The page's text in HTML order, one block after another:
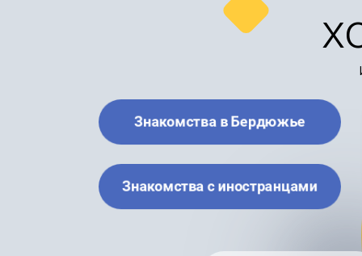
Знакомства в Бердюжье
Знакомства с иностранцами